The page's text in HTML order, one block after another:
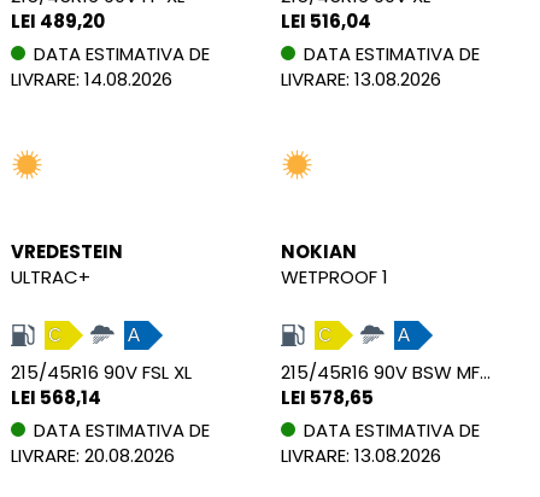
LEI 489,20
DATA ESTIMATIVA DE
LIVRARE: 14.08.2026
LEI 516,04
DATA ESTIMATIVA DE
LIVRARE: 13.08.2026
VREDESTEIN
ULTRAC+
C A
215/45R16 90V FSL XL
LEI 568,14
DATA ESTIMATIVA DE
LIVRARE: 20.08.2026
NOKIAN
WETPROOF 1
C A
215/45R16 90V BSW MFS XL
LEI 578,65
DATA ESTIMATIVA DE
LIVRARE: 13.08.2026